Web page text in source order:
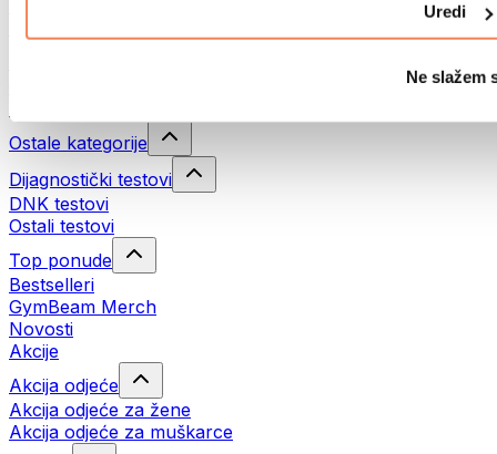
Uredi
Ne slažem
Ostale kategorije
Dijagnostički testovi
DNK testovi
Ostali testovi
Top ponude
Bestselleri
GymBeam Merch
Novosti
Akcije
Akcija odjeće
Akcija odjeće za žene
Akcija odjeće za muškarce